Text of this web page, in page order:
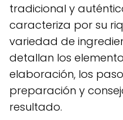
tradicional y
caracteriza por su
variedad de
detallan los
elaboración, los
preparación y
resultado.